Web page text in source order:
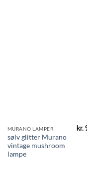
MURANO LAMPER
sølv glitter Murano
vintage mushroom
lampe
kr.